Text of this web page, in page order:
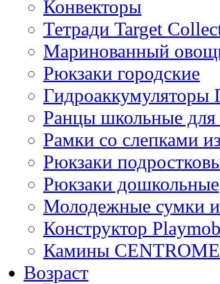
Конвекторы
Тетради Target
Маринованный
Рюкзаки городские
Ранцы школьные
Рамки со слепками
Рюкзаки
Рюкзаки дошкольные
Молодежные сумки
Конструктор
Камины
Возраст